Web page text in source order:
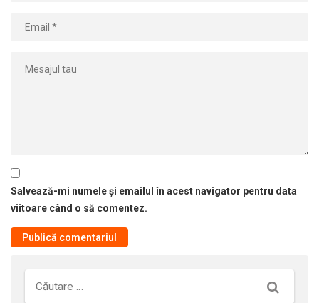
Salvează-mi numele și emailul în acest navigator pentru data
viitoare când o să comentez.
Căutare